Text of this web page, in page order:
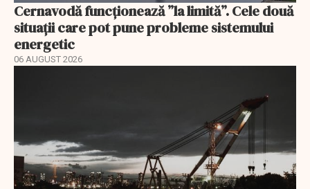
Cernavodă funcționează ”la limită”. Cele două
situații care pot pune probleme sistemului
energetic
06 AUGUST 2026